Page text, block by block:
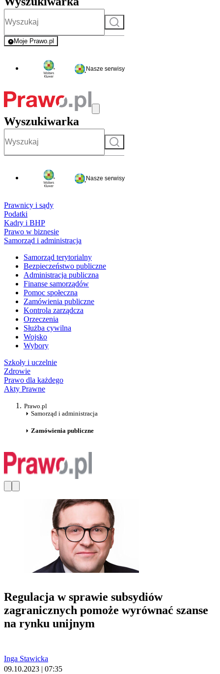
Szukaj
Moje Prawo.pl
- rejestracja i logowanie do serwisu
Nasze serwisy
Wyszukiwarka
Szukaj
Nasze serwisy
Prawnicy i sądy
Podatki
Kadry i BHP
Prawo w biznesie
Samorząd i administracja
Samorząd terytorialny
Bezpieczeństwo publiczne
Administracja publiczna
Finanse samorządów
Pomoc społeczna
Zamówienia publiczne
Kontrola zarządcza
Orzeczenia
Służba cywilna
Wojsko
Wybory
Szkoły i uczelnie
Zdrowie
Prawo dla każdego
Akty Prawne
Prawo.pl
Samorząd i administracja
Zamówienia publiczne
Regulacja w sprawie subsydiów
zagranicznych pomoże wyrównać szanse
na rynku unijnym
Inga Stawicka
09.10.2023 | 07:35